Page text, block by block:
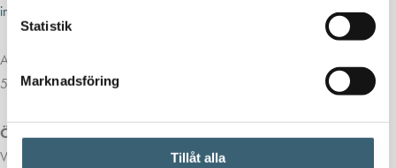
Statistik
Marknadsföring
Tillåt alla
info@alvestadtanken.se
Algolgatan 7
583 30 Linköping
Öppettider butik:
Vardagar 07.00 - 16.00